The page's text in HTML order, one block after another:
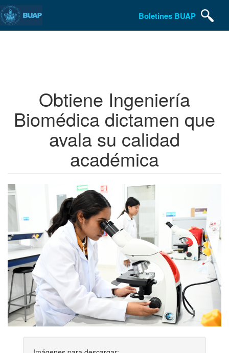
Boletines BUAP
Obtiene Ingeniería
Biomédica dictamen que
avala su calidad
académica